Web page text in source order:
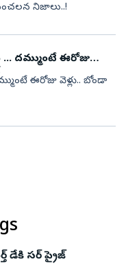
నిజాలు..!
డేకి సర్ ప్రైజ్